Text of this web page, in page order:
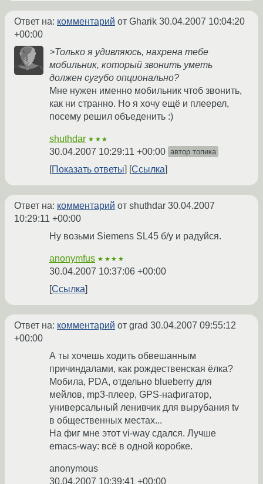
Ответ на: комментарий от Gharik 30.04.2007 10:04:20
+00:00
>Только я удивляюсь, нахрена тебе
мобильник, который звонить уметь
должен сугубо опционально?
Мне нужен именно мобильник чтоб звонить,
как ни странно. Но я хочу ещё и плеерел,
посему решил объеденить :)
shuthdar ★★★
30.04.2007 10:29:11 +00:00 автор топика
Показать ответы Ссылка
Ответ на: комментарий от shuthdar 30.04.2007
10:29:11 +00:00
Ну возьми Siemens SL45 б/у и радуйся.
anonymfus ★★★★
30.04.2007 10:37:06 +00:00
Ссылка
Ответ на: комментарий от grad 30.04.2007 09:55:12
+00:00
А ты хочешь ходить обвешанным
причиндалами, как рождественская ёлка?
Мобила, PDA, отдельно blueberry для
мейлов, mp3-плеер, GPS-нафигатор,
универсальный ленивчик для вырубания tv
в общественных местах...
На фиг мне этот vi-way сдался. Лучше
emacs-way: всё в одной коробке.
anonymous
30.04.2007 10:39:41 +00:00